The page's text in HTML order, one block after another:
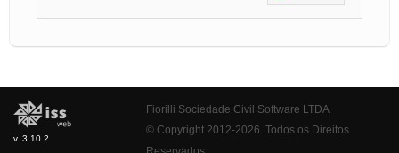
v. 3.10.2
Fiorilli Sociedade Civil Software LTDA
© Copyright 2012-2026. Todos os Direitos